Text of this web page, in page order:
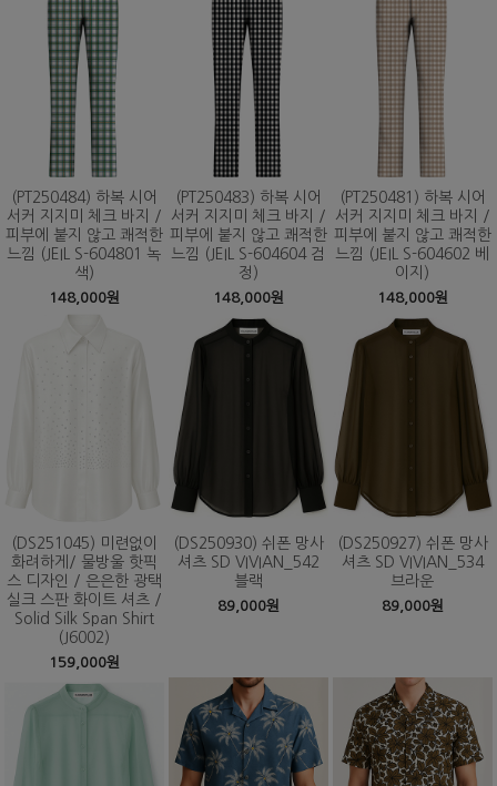
(PT250484) 하복 시어
서커 지지미 체크 바지 /
피부에 붙지 않고 쾌적한
느낌 (JEIL S-604801 녹
색)
148,000원
(PT250483) 하복 시어
서커 지지미 체크 바지 /
피부에 붙지 않고 쾌적한
느낌 (JEIL S-604604 검
정)
148,000원
(PT250481) 하복 시어
서커 지지미 체크 바지 /
피부에 붙지 않고 쾌적한
느낌 (JEIL S-604602 베
이지)
148,000원
(DS251045) 미련없이
화려하게/ 물방울 핫픽
스 디자인 / 은은한 광택
실크 스판 화이트 셔츠 /
Solid Silk Span Shirt
(J6002)
159,000원
(DS250930) 쉬폰 망사
셔츠 SD VIVIAN_542
블랙
89,000원
(DS250927) 쉬폰 망사
셔츠 SD VIVIAN_534
브라운
89,000원